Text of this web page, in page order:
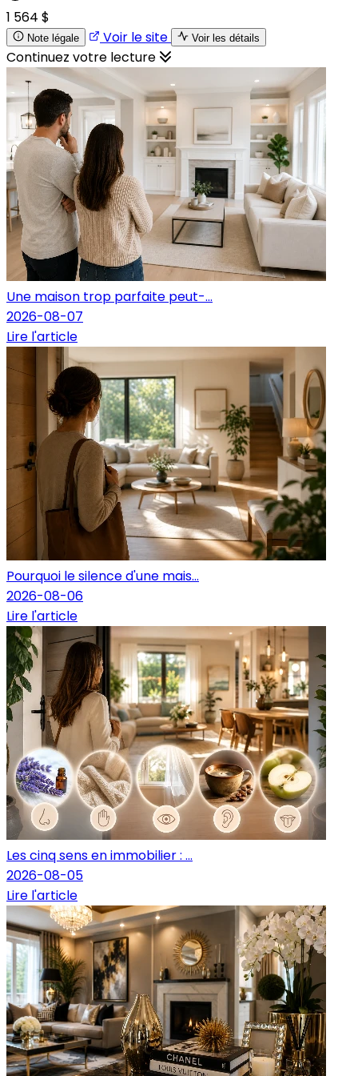
1 564 $
Note légale Voir le site Voir les détails
Continuez votre lecture
Une maison trop parfaite peut-...
2026-08-07
Lire l'article
Pourquoi le silence d'une mais...
2026-08-06
Lire l'article
Les cinq sens en immobilier : ...
2026-08-05
Lire l'article